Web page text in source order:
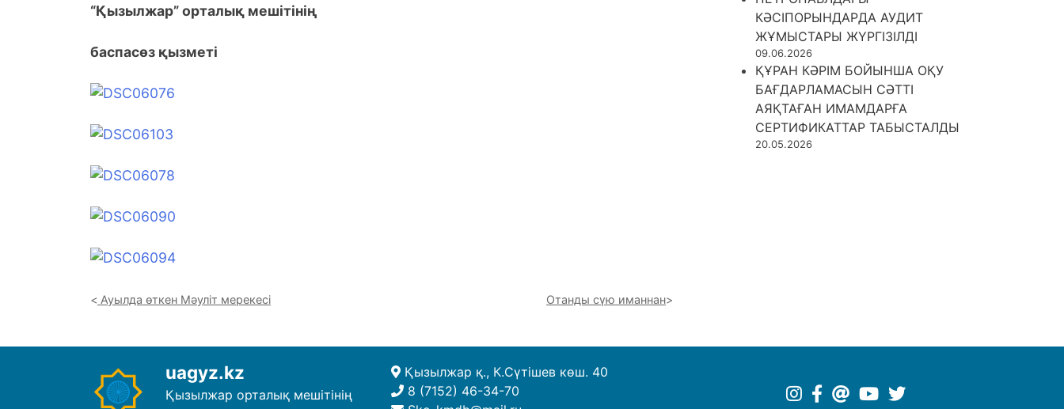
“Қызылжар” орталық мешітінің
баспасөз қызметі
Ауылда өткен Мәуліт мерекесі Отанды сүю иманнан
КӘСІПОРЫНДАРДА АУДИТ
ЖҰМЫСТАРЫ ЖҮРГІЗІЛДІ
09.06.2026
ҚҰРАН КӘРІМ БОЙЫНША ОҚУ
БАҒДАРЛАМАСЫН СӘТТІ
АЯҚТАҒАН ИМАМДАРҒА
СЕРТИФИКАТТАР ТАБЫСТАЛДЫ
20.05.2026
uagyz.kz
Қызылжар орталық мешітінің
Қызылжар қ., К.Сүтішев көш. 40
8 (7152) 46-34-70